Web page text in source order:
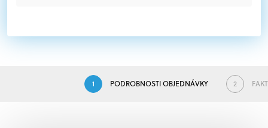
1 PODROBNOSTI OBJEDNÁVKY 2